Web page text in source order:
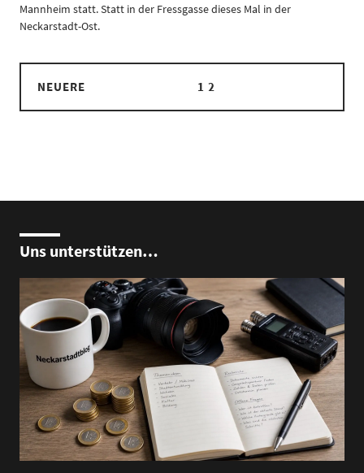
Mannheim statt. Statt in der Fressgasse dieses Mal in der
Neckarstadt-Ost.
NEUERE 1 2
Uns unterstützen…